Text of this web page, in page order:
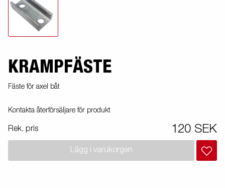
KRAMPFÄSTE
Fäste för axel båt
Kontakta återförsäljare för produkt
Rek. pris 120 SEK
Lägg i varukorgen